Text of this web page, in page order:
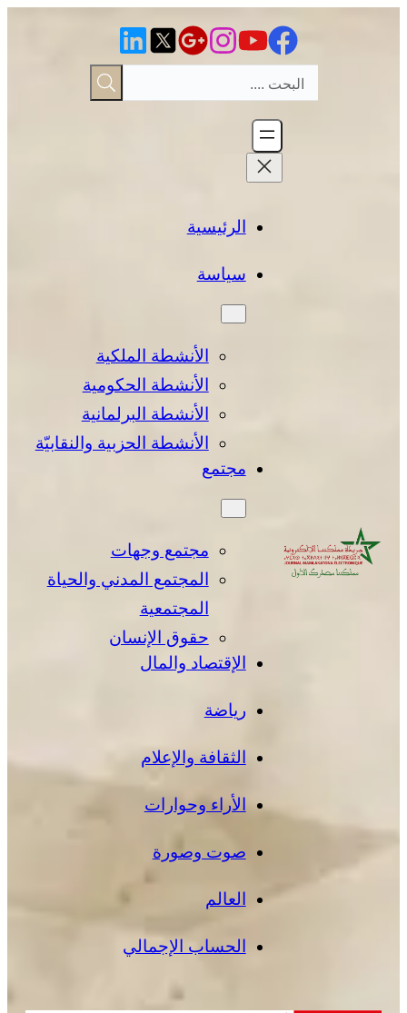
الرئيسية
سياسة
الأنشطة الملكية
الأنشطة الحكومية
الأنشطة البرلمانية
الأنشطة الحزبية والنقابيّة
مجتمع
مجتمع وجهات
المجتمع المدني والحياة
المجتمعية
حقوق الإنسان
الإقتصاد والمال
رياضة
الثقافة والإعلام
الأراء وحوارات
صوت وصورة
العالم
الحساب الإجمالي